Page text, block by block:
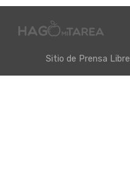
Sitio de Prensa Libre